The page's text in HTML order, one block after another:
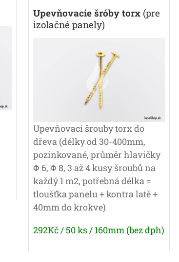
Upevňovacie šróby torx (pre
izolačné panely)
Upevňovací šrouby torx do
dřeva (délky od 30-400mm,
pozinkované, průměr hlavičky
Φ 6, Φ 8, 3 až 4 kusy šroubů na
každý 1 m2, potřebná délka =
tloušťka panelu + kontra latě +
40mm do krokve)
292Kč / 50 ks / 160mm (bez dph)